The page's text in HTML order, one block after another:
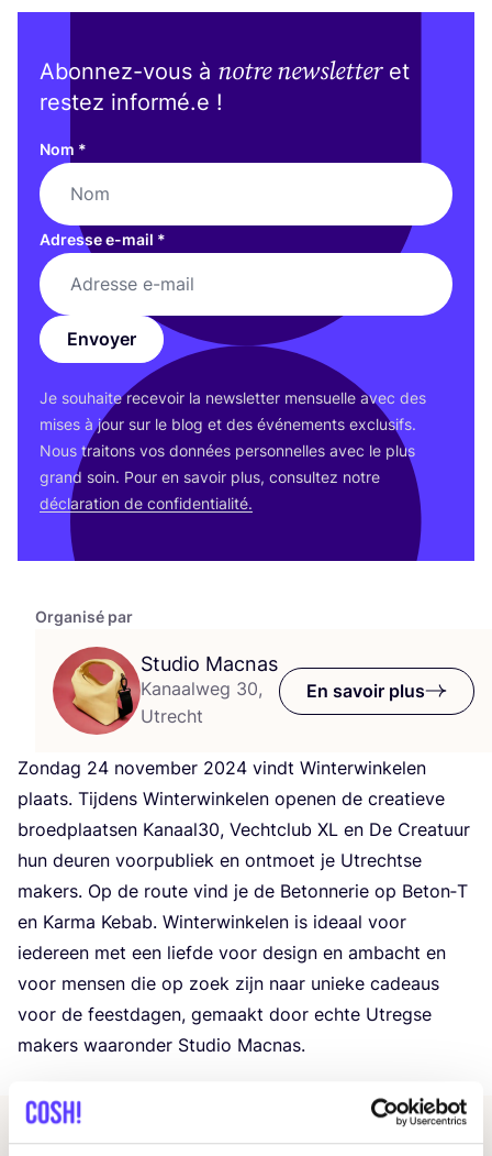
Organisé par
Studio Macnas
Kanaalweg 30,
Utrecht
En savoir plus
Zon­dag 24 novem­ber 2024 vindt Win­ter­win­ke­len
plaats. Tij­dens Win­ter­win­ke­len ope­nen de crea­tieve
broed­plaat­sen Kanaal30, Vecht­club XL en De Crea­tuur
hun deu­ren voor­pu­bliek en ont­moet je Utrechtse
makers. Op de route vind je de Beton­ne­rie op Beton‑T
en Kar­ma Kebab. Win­ter­win­ke­len is ideaal voor
iede­reen met een liefde voor desi­gn en ambacht en
voor men­sen die op zoek zijn naar unieke cadeaus
voor de feest­da­gen, gemaakt door echte Utregse
makers waa­ron­der Stu­dio Macnas.
Abonnez-vous à notre newsletteret
restez informé.e !
Nom *
Adresse e-mail *
Envoyer
Je sou­haite rece­voir la news­let­ter men­suelle avec des
mises à jour sur le blog et des évé­ne­ments exclu­sifs.
Nous trai­tons vos don­nées per­son­nelles avec le plus
grand soin. Pour en savoir plus, consul­tez notre
décla­ra­tion de confidentialité.